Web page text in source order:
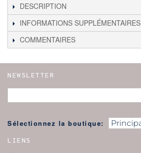
DESCRIPTION
INFORMATIONS SUPPLÉMENTAIRES
COMMENTAIRES
NEWSLETTER
Sélectionnez la boutique:
LIENS